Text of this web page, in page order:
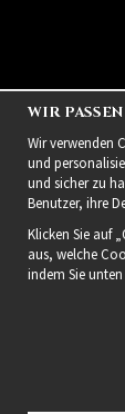
WIR
Wir verwenden
und
und sicher zu
Benutzer, ihre
Klicken Sie auf
aus, welche
indem Sie